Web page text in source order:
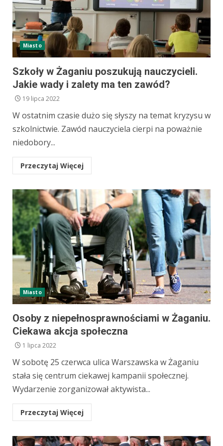
Miasto
Szkoły w Żaganiu poszukują nauczycieli.
Jakie wady i zalety ma ten zawód?
19 lipca 2022
W ostatnim czasie dużo się słyszy na temat kryzysu w
szkolnictwie. Zawód nauczyciela cierpi na poważnie
niedobory...
Przeczytaj Więcej
Miasto
Osoby z niepełnosprawnościami w Żaganiu.
Ciekawa akcja społeczna
1 lipca 2022
W sobotę 25 czerwca ulica Warszawska w Żaganiu
stała się centrum ciekawej kampanii społecznej.
Wydarzenie zorganizował aktywista...
Przeczytaj Więcej